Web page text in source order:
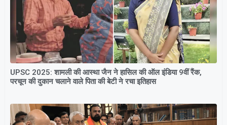
UPSC 2025: शामली की आस्था जैन ने हासिल की ऑल इंडिया 9वीं रैंक,
परचून की दुकान चलाने वाले पिता की बेटी ने रचा इतिहास